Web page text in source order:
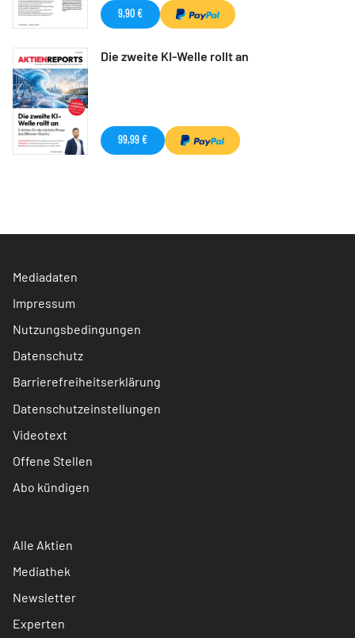
9,90 €
Die zweite KI-Welle rollt an
99,99 €
Mediadaten
Impressum
Nutzungsbedingungen
Datenschutz
Barrierefreiheitserklärung
Datenschutzeinstellungen
Videotext
Offene Stellen
Abo kündigen
Alle Aktien
Mediathek
Newsletter
Experten